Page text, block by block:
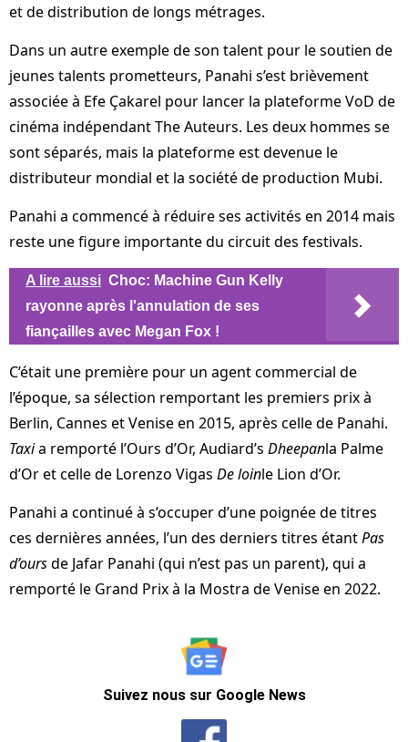
et de distribution de longs métrages.
Dans un autre exemple de son talent pour le soutien de
jeunes talents prometteurs, Panahi s’est brièvement
associée à Efe Çakarel pour lancer la plateforme VoD de
cinéma indépendant The Auteurs. Les deux hommes se
sont séparés, mais la plateforme est devenue le
distributeur mondial et la société de production Mubi.
Panahi a commencé à réduire ses activités en 2014 mais
reste une figure importante du circuit des festivals.
A lire aussi Choc: Machine Gun Kelly
rayonne après l'annulation de ses
fiançailles avec Megan Fox !
C’était une première pour un agent commercial de
l’époque, sa sélection remportant les premiers prix à
Berlin, Cannes et Venise en 2015, après celle de Panahi.
Taxia remporté l’Ours d’Or, Audiard’s Dheepanla Palme
d’Or et celle de Lorenzo Vigas De loinle Lion d’Or.
Panahi a continué à s’occuper d’une poignée de titres
ces dernières années, l’un des derniers titres étantPas
d’oursde Jafar Panahi (qui n’est pas un parent), qui a
remporté le Grand Prix à la Mostra de Venise en 2022.
Suivez nous sur Google News